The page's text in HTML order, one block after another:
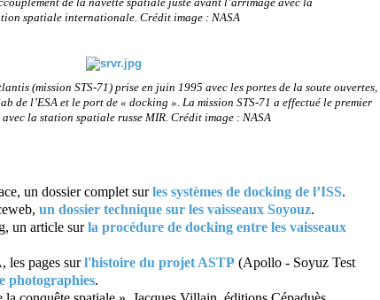
spatiale internationale. Crédit image : NASA
(mission STS-71) prise en juin 1995 avec les portes de la soute ouvertes,
de l’ESA et le port de « docking ». La mission STS-71 a effectué le premier
la station spatiale russe MIR. Crédit image : NASA
un dossier complet surles systèmes de docking de l’ISS.
un dossier technique sur les vaisseaux Soyouz.
un article surla procédure de docking entre les vaisseaux
les pages surl'histoire du projet ASTP (Apollo - Soyuz Test
photographies.